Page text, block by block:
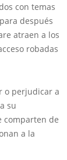
con temas
después
atraen a los
robadas
o perjudicar a
su
comparten de
a la